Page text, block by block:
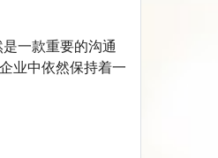
一款重要的沟通
业中依然保持着一